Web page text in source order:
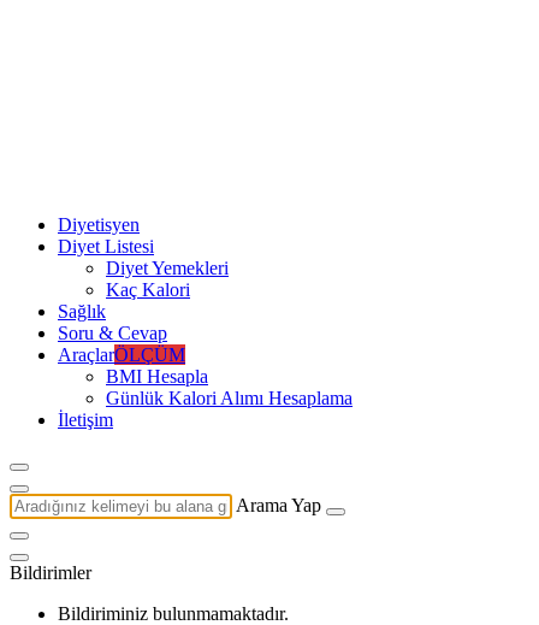
Diyetisyen
Diyet Listesi
Diyet Yemekleri
Kaç Kalori
Sağlık
Soru & Cevap
AraçlarÖLÇÜM
BMI Hesapla
Günlük Kalori Alımı Hesaplama
İletişim
Arama Yap
Bildirimler
Bildiriminiz bulunmamaktadır.